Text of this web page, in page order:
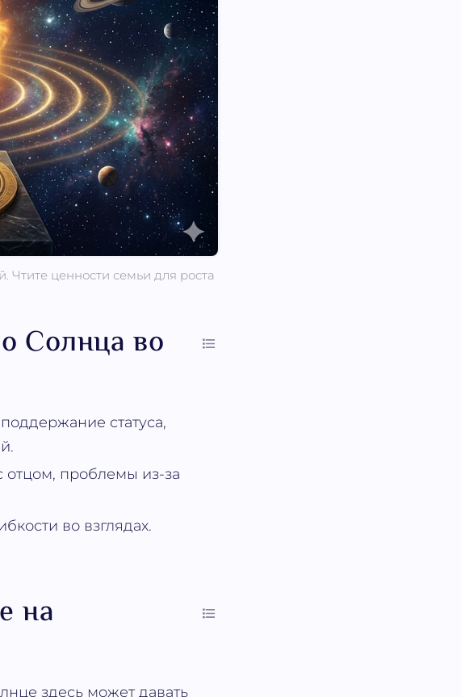
Чтите ценности семьи для роста
Солнца во
статуса,
отцом, проблемы из-за
во взглядах.
на
здесь может давать